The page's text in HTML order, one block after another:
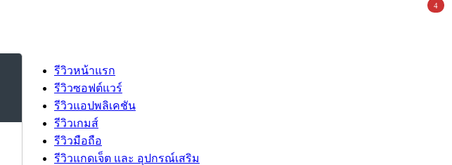
รีวิวหน้าแรก
รีวิวซอฟต์แวร์
รีวิวแอปพลิเคชัน
รีวิวเกมส์
รีวิวมือถือ
รีวิวแกดเจ็ต และ อุปกรณ์เสริม
4